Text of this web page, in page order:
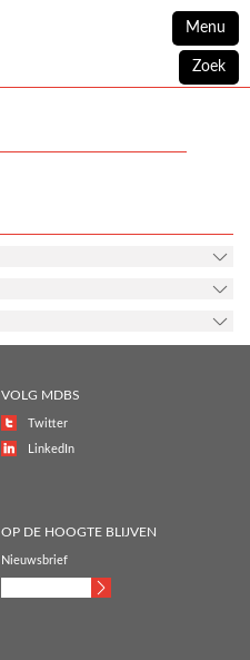
Menu
Zoek
VOLG MDBS
Twitter
LinkedIn
OP DE HOOGTE BLIJVEN
Nieuwsbrief